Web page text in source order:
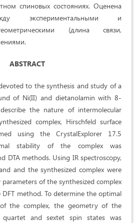
спиновых состояниях. Оценена
экспериментальными и
(длина связи,
ABSTRACT
to the synthesis and study of a
of Ni(II) and dietanolamin with 8-
the nature of intermolecular
complex, Hirschfeld surface
using the CrystalExplorer 17.5
stability of the complex was
DTA methods. Using IR spectroscopy,
and the synthesized complex were
of the synthesized complex
method. To determine the optimal
the complex, the geometry of the
and sextet spin states was